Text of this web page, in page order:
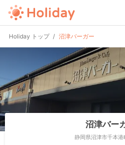
Holiday トップ 沼津バーガー
沼津バー
静岡県沼津市千本港